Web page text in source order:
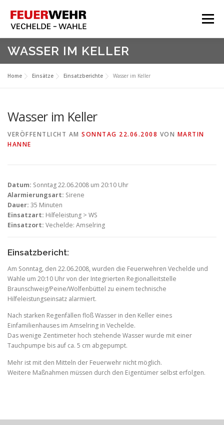
Inhalt
springen
Menü
HOME
WASSER IM KELLER
Home Einsätze Einsatzberichte Wasser im Keller
Wasser im Keller
VERÖFFENTLICHT AM SONNTAG 22.06.2008 VON MARTIN
HANNE
Datum: Sonntag 22.06.2008 um 20:10 Uhr
Alarmierungsart: Sirene
Dauer: 35 Minuten
Einsatzart: Hilfeleistung > WS
Einsatzort: Vechelde: Amselring
Einsatzbericht:
Am Sonntag, den 22.06.2008, wurden die Feuerwehren Vechelde und
Wahle um 20:10 Uhr von der Integrierten Regionalleitstelle
Braunschweig/Peine/Wolfenbüttel zu einem technische
Hilfeleistungseinsatz alarmiert.
Nach starken Regenfällen floß Wasser in den Keller eines
Einfamilienhauses im Amselring in Vechelde.
Das wenige Zentimeter hoch stehende Wasser wurde mit einer
Tauchpumpe bis auf ca. 5 cm abgepumpt.
Mehr ist mit den Mitteln der Feuerwehr nicht möglich.
Weitere Maßnahmen müssen durch den Eigentümer selbst erfolgen.